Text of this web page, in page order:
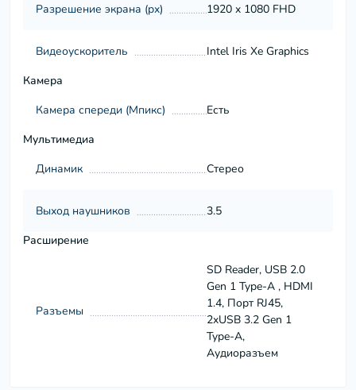
Разрешение экрана (px) 1920 x 1080 FHD
Видеоускоритель
Intel Iris Xe Graphics
Камера
Камера спереди (Мпикс)
Есть
Мультимедиа
Динамик
Стерео
Выход наушников
3.5
Расширение
Разъемы
SD Reader, USB 2.0
Gen 1 Type-A , HDMI
1.4, Порт RJ45,
2xUSB 3.2 Gen 1
Type-A,
Аудиоразъем